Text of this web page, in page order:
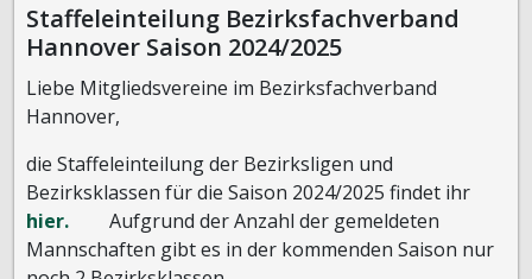
Staffeleinteilung Bezirksfachverband
Hannover Saison 2024/2025
Liebe Mitgliedsvereine im Bezirksfachverband
Hannover,
die Staffeleinteilung der Bezirksligen und
Bezirksklassen für die Saison 2024/2025 findet ihr
hier.
Aufgrund der Anzahl der gemeldeten
Mannschaften gibt es in der kommenden Saison nur